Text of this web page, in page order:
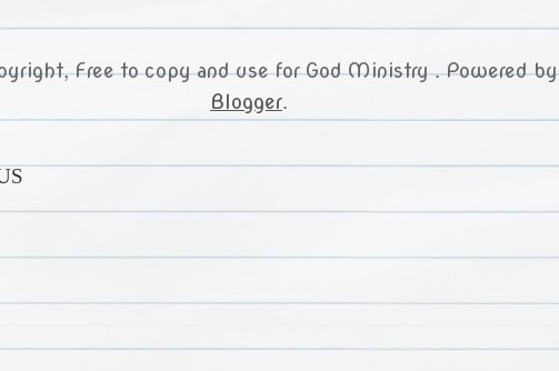
Free to copy and use for God Ministry . Powered by
Blogger.